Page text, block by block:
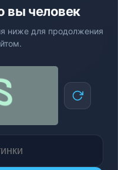
вы человек
ниже для продолжения